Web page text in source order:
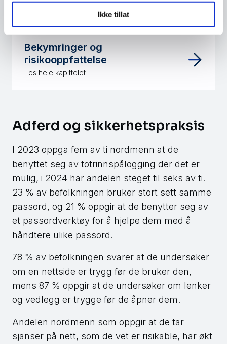
Ikke tillat
Bekymringer og
risikooppfattelse
Les hele kapittelet
Adferd og sikkerhetspraksis
I 2023 oppga fem av ti nordmenn at de
benyttet seg av totrinnspålogging der det er
mulig, i 2024 har andelen steget til seks av ti.
23 % av befolkningen bruker stort sett samme
passord, og 21 % oppgir at de benytter seg av
et passordverktøy for å hjelpe dem med å
håndtere ulike passord.
78 % av befolkningen svarer at de undersøker
om en nettside er trygg før de bruker den,
mens 87 % oppgir at de undersøker om lenker
og vedlegg er trygge før de åpner dem.
Andelen nordmenn som oppgir at de tar
sjanser på nett, som de vet er risikable, har økt